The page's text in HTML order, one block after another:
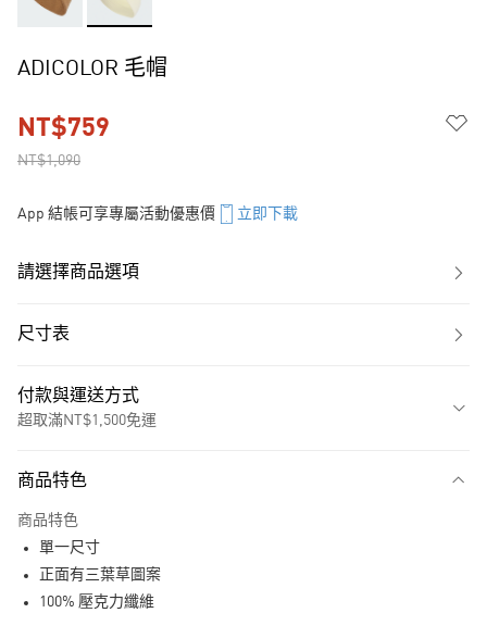
ADICOLOR 毛帽
NT$1,090
NT$759
App 結帳可享專屬活動優惠價 立即下載
請選擇商品選項
尺寸表
付款與運送方式
超取滿NT$1,500免運
LINE Pay
商品特色
商品特色
單一尺寸
正面有三葉草圖案
100% 壓克力纖維